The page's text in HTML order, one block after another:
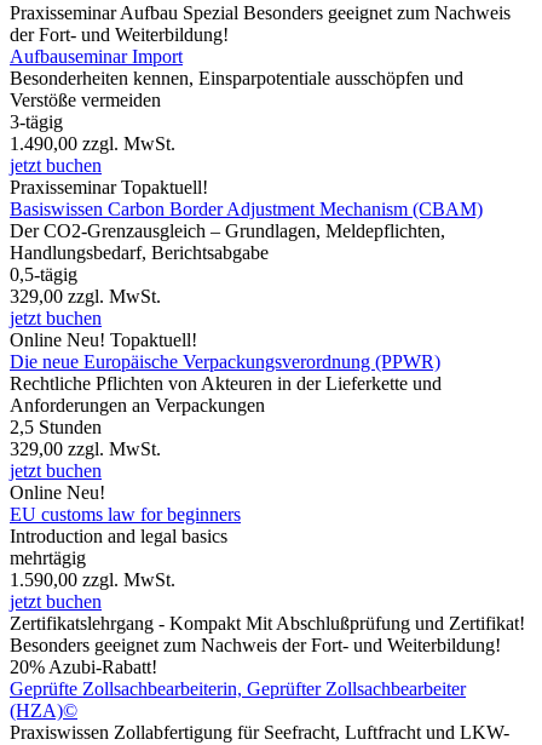
Praxisseminar Aufbau Spezial Besonders geeignet zum Nachweis
der Fort- und Weiterbildung!
Aufbauseminar Import
Besonderheiten kennen, Einsparpotentiale ausschöpfen und
Verstöße vermeiden
3-tägig
1.490,00 zzgl. MwSt.
jetzt buchen
Praxisseminar Topaktuell!
Basiswissen Carbon Border Adjustment Mechanism (CBAM)
Der CO2-Grenzausgleich – Grundlagen, Meldepflichten,
Handlungsbedarf, Berichtsabgabe
0,5-tägig
329,00 zzgl. MwSt.
jetzt buchen
Online Neu! Topaktuell!
Die neue Europäische Verpackungsverordnung (PPWR)
Rechtliche Pflichten von Akteuren in der Lieferkette und
Anforderungen an Verpackungen
2,5 Stunden
329,00 zzgl. MwSt.
jetzt buchen
Online Neu!
EU customs law for beginners
Introduction and legal basics
mehrtägig
1.590,00 zzgl. MwSt.
jetzt buchen
Zertifikatslehrgang - Kompakt Mit Abschlußprüfung und Zertifikat!
Besonders geeignet zum Nachweis der Fort- und Weiterbildung!
20% Azubi-Rabatt!
Geprüfte Zollsachbearbeiterin, Geprüfter Zollsachbearbeiter
(HZA)©
Praxiswissen Zollabfertigung für Seefracht, Luftfracht und LKW-